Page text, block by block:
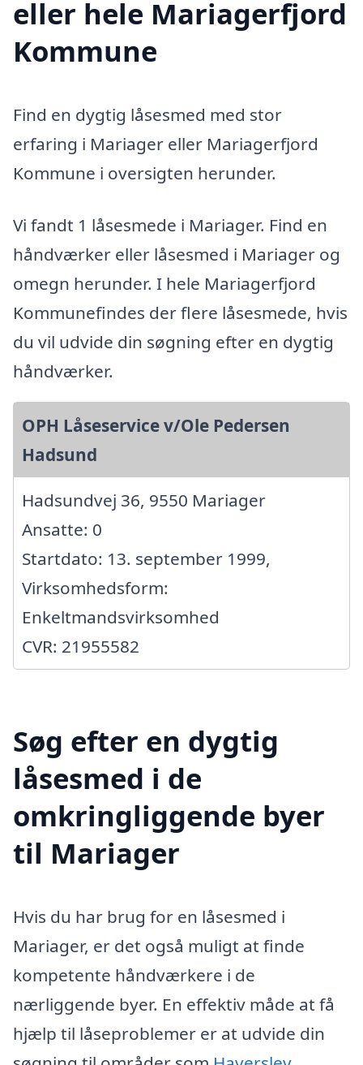
eller hele Mariagerfjord
Kommune
Find en dygtig låsesmed med stor
erfaring i Mariager eller Mariagerfjord
Kommune i oversigten herunder.
Vi fandt 1 låsesmede i Mariager. Find en
håndværker eller låsesmed i Mariager og
omegn herunder. I hele Mariagerfjord
Kommunefindes der flere låsesmede, hvis
du vil udvide din søgning efter en dygtig
håndværker.
OPH Låseservice v/Ole Pedersen
Hadsund
Hadsundvej 36, 9550 Mariager
Ansatte: 0
Startdato: 13. september 1999,
Virksomhedsform:
Enkeltmandsvirksomhed
CVR: 21955582
Søg efter en dygtig
låsesmed i de
omkringliggende byer
til Mariager
Hvis du har brug for en låsesmed i
Mariager, er det også muligt at finde
kompetente håndværkere i de
nærliggende byer. En effektiv måde at få
hjælp til låseproblemer er at udvide din